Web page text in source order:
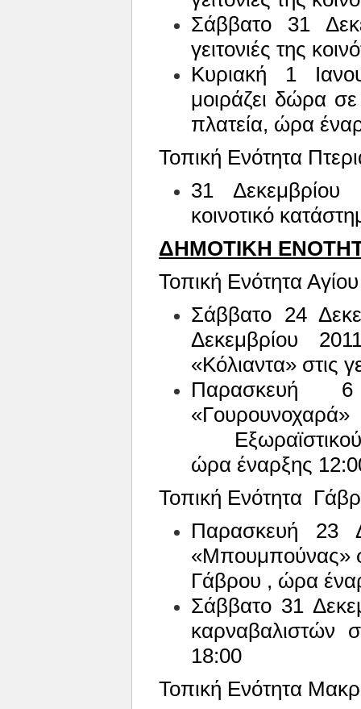
Σάββατο 31
γειτονιές της
Κυριακή 1
μοιράζει δώρα
πλατεία, ώρα
Τοπική Ενότητα
31 Δεκεμβρίου
κοινοτικό
ΔΗΜΟΤΙΚΗ
Τοπική Ενότητα
Σάββατο 24
Δεκεμβρίου
«Κόλιαντα» στις
Παρασκευή
ώρα έναρξης
Τοπική Ενότητα
Παρασκευή 23
«Μπουμπούνας»
Γάβρου , ώρα
Σάββατο 31
καρναβαλιστών
18:00
Τοπική Ενότητα